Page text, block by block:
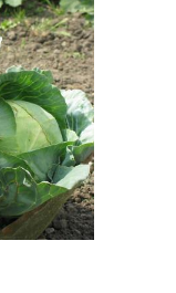
для печени